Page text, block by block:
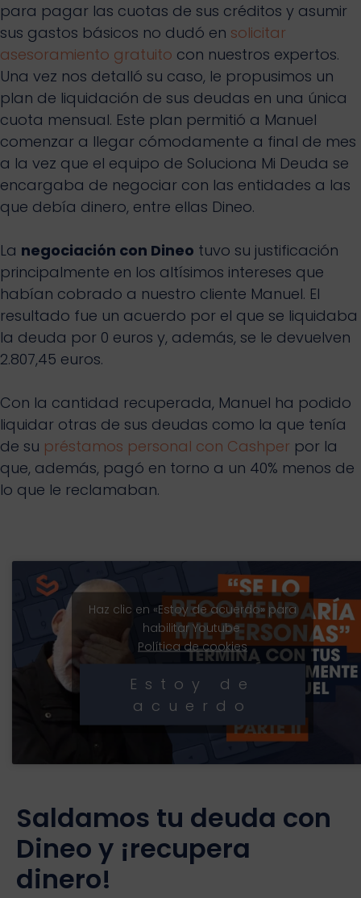
para pagar las cuotas de sus créditos y asumir
sus gastos básicos no dudó en solicitar
asesoramiento gratuito con nuestros expertos.
Una vez nos detalló su caso, le propusimos un
plan de liquidación de sus deudas en una única
cuota mensual. Este plan permitió a Manuel
comenzar a llegar cómodamente a final de mes
a la vez que el equipo de Soluciona Mi Deuda se
encargaba de negociar con las entidades a las
que debía dinero, entre ellas Dineo.
La negociación con Dineo tuvo su justificación
principalmente en los altísimos intereses que
habían cobrado a nuestro cliente Manuel. El
resultado fue un acuerdo por el que se liquidaba
la deuda por 0 euros y, además, se le devuelven
2.807,45 euros.
Con la cantidad recuperada, Manuel ha podido
liquidar otras de sus deudas como la que tenía
de su préstamos personal con Cashper por la
que, además, pagó en torno a un 40% menos de
lo que le reclamaban.
Haz clic en «Estoy de acuerdo» para
habilitar Youtube
Política de cookies
Estoy de
acuerdo
Saldamos tu deuda con
Dineo y ¡recupera
dinero!